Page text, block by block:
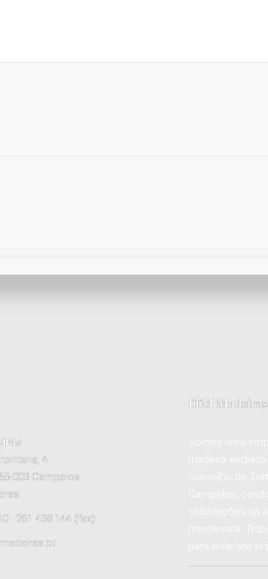
4
003 Campelos
· 261 438 144 (fax)
ITM Madeiras